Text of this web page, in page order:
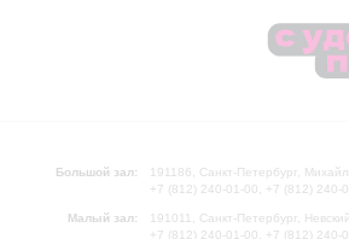
Большой зал:
191186, Санкт-Петербург,
+7 (812) 240-01-00, +7 (812) 240-
Малый зал:
191011, Санкт-Петербург,
+7 (812) 240-01-00, +7 (812) 240-